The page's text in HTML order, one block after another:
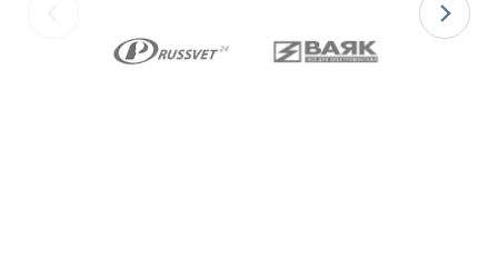
ВКВ2 предусмотрена специальная заглушка